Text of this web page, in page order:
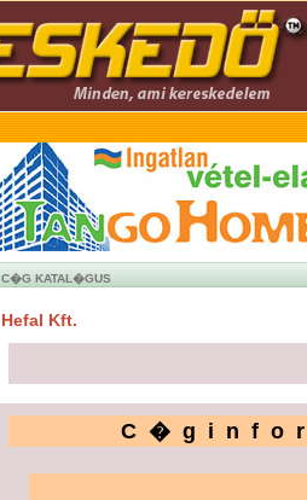
C�G KATAL�GUS
Hefal Kft.